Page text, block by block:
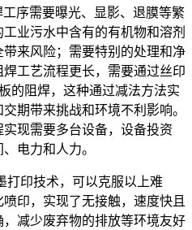
序需要曝光、显影、退膜等繁
业污水中含有的有机物和溶剂
来风险；需要特别的处理和净
工艺流程更长，需要通过丝印
的阻焊，这种通过减法方法实
期带来挑战和环境不利影响。
现需要多台设备，设备投资
电力和人力。
打印技术，可以克服以上难
印，实现了无接触，速度快且
减少废弃物的排放等环境友好